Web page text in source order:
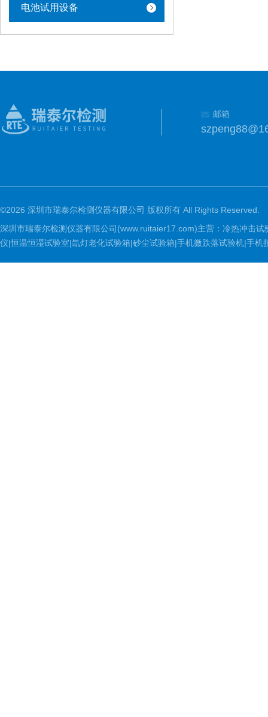
电池试用设备
邮箱
©2026 深圳市瑞泰尔检测仪器有限公司 版权所有 All Rights Reserved.
深圳市瑞泰尔检测仪器有限公司(www.ruitaier17.com)主营：冷热冲击
仪|恒温恒湿试验室|氙灯老化试验箱|砂尘试验箱|手机微跌落试验机|手机